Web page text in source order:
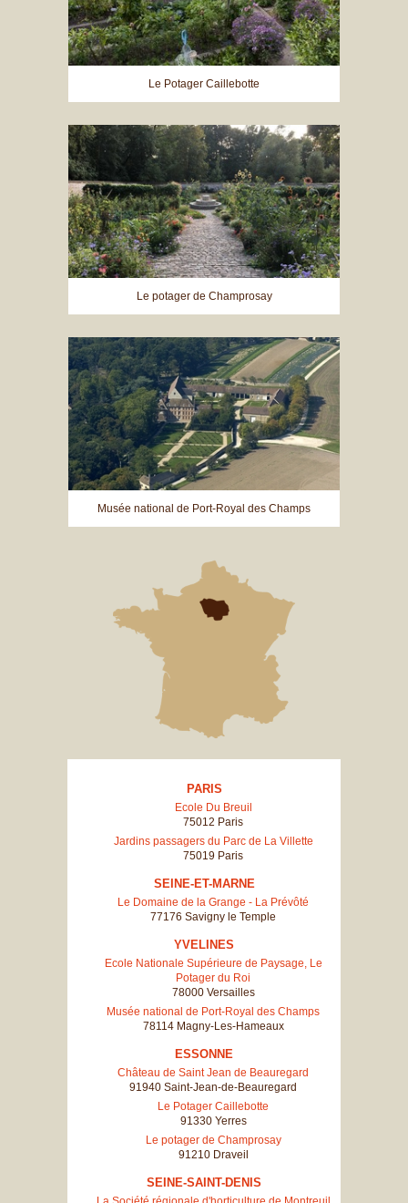
Le Potager Caillebotte
Le potager de Champrosay
Musée national de Port-Royal des Champs
PARIS
Ecole Du Breuil
75012 Paris
Jardins passagers du Parc de La Villette
75019 Paris
SEINE-ET-MARNE
Le Domaine de la Grange - La Prévôté
77176 Savigny le Temple
YVELINES
Ecole Nationale Supérieure de Paysage, Le
Potager du Roi
78000 Versailles
Musée national de Port-Royal des Champs
78114 Magny-Les-Hameaux
ESSONNE
Château de Saint Jean de Beauregard
91940 Saint-Jean-de-Beauregard
Le Potager Caillebotte
91330 Yerres
Le potager de Champrosay
91210 Draveil
SEINE-SAINT-DENIS